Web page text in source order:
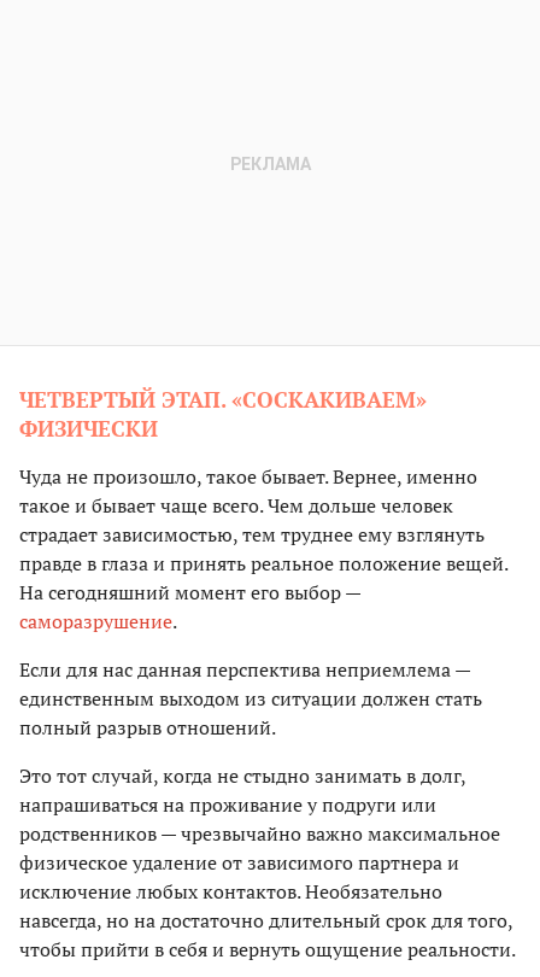
ЧЕТВЕРТЫЙ ЭТАП. «СОСКАКИВАЕМ»
ФИЗИЧЕСКИ
Чуда не произошло, такое бывает. Вернее, именно
такое и бывает чаще всего. Чем дольше человек
страдает зависимостью, тем труднее ему взглянуть
правде в глаза и принять реальное положение вещей.
На сегодняшний момент его выбор —
саморазрушение.
Если для нас данная перспектива неприемлема —
единственным выходом из ситуации должен стать
полный разрыв отношений.
Это тот случай, когда не стыдно занимать в долг,
напрашиваться на проживание у подруги или
родственников — чрезвычайно важно максимальное
физическое удаление от зависимого партнера и
исключение любых контактов. Необязательно
навсегда, но на достаточно длительный срок для того,
чтобы прийти в себя и вернуть ощущение реальности.